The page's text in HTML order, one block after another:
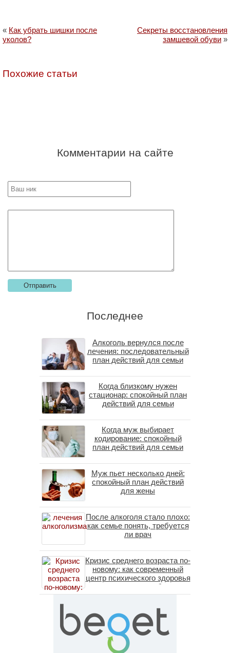
« Как убрать шишки после
уколов?
Секреты восстановления
замшевой обуви »
Похожие статьи
Комментарии на сайте
Последнее
Алкоголь вернулся после
лечения: последовательный
план действий для семьи
Когда близкому нужен
стационар: спокойный план
действий для семьи
Когда муж выбирает
кодирование: спокойный
план действий для семьи
Муж пьет несколько дней:
спокойный план действий
для жены
После алкоголя стало плохо:
как семье понять, требуется
ли врач
Кризис среднего возраста по-
новому: как современный
центр психического здоровья
помогает пересобрать
личность без таблеток